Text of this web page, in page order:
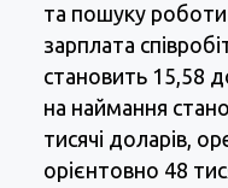
та пошуку
зарплата
становить 15,58
на наймання
тисячі доларів,
орієнтовно 48